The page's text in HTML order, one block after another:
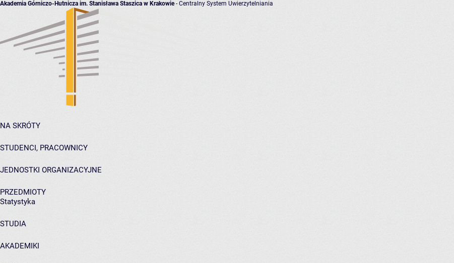
Akademia Górniczo-Hutnicza im. Stanisława Staszica w Krakowie- Centralny System Uwierzytelniania
NA SKRÓTY
STUDENCI, PRACOWNICY
JEDNOSTKI ORGANIZACYJNE
PRZEDMIOTY
Statystyka
STUDIA
AKADEMIKI